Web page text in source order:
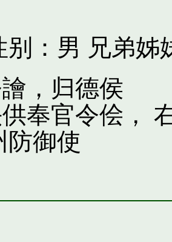
别：男 兄弟姊
，归德侯
奉官令侩，
防御使